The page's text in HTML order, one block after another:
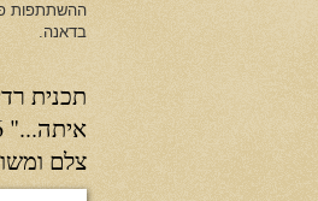
ההשתתפות
בדאנה.
תכנית
צלם